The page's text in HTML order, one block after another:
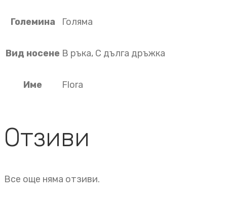
Големина Голяма
Вид носене В ръка, С дълга дръжка
Име Flora
Отзиви
Все още няма отзиви.